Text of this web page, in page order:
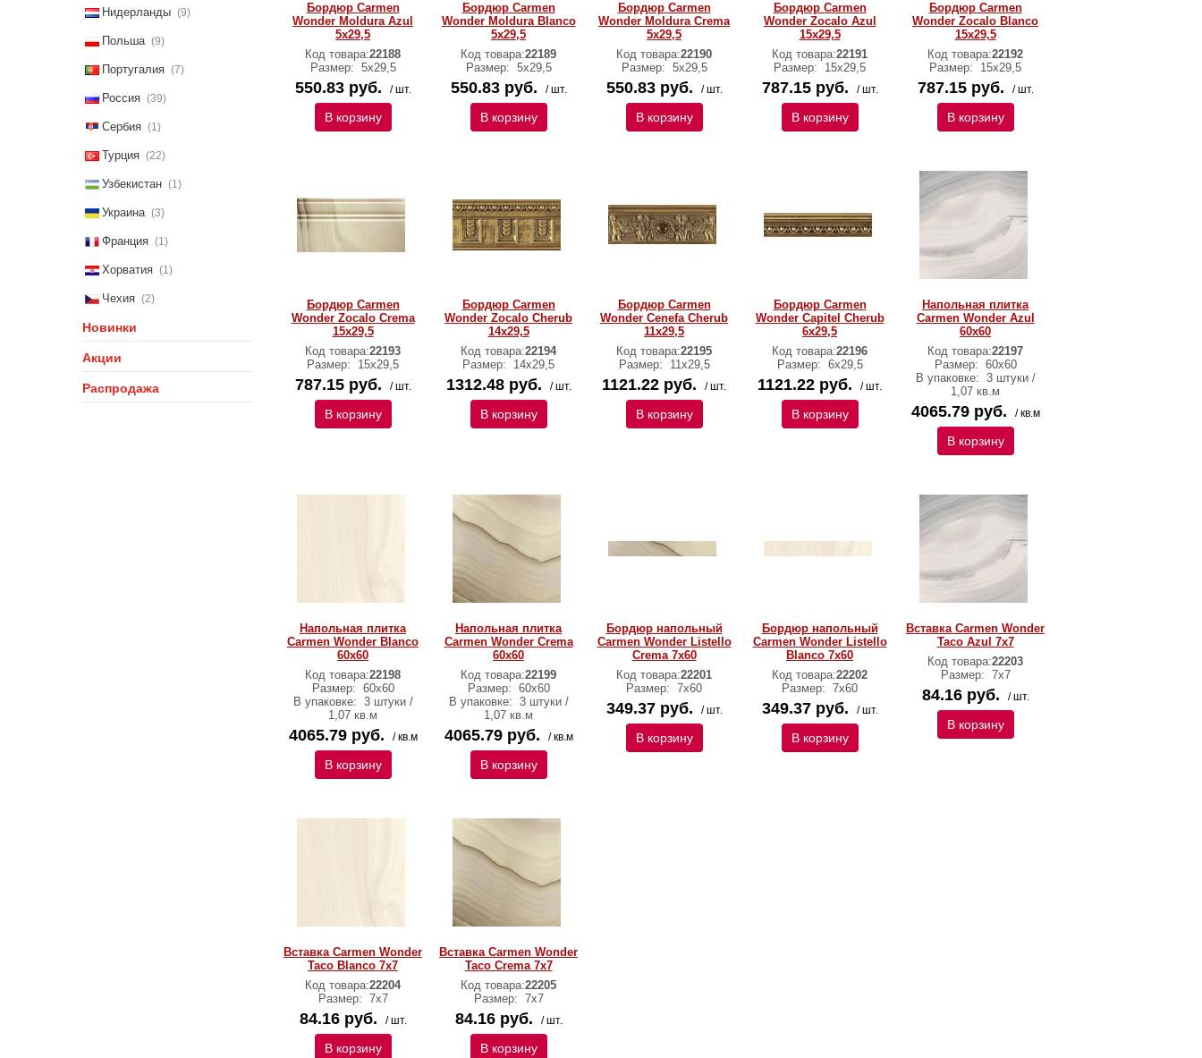
Нидерланды (9)
Польша (9)
Португалия (7)
Россия (39)
Сербия (1)
Турция (22)
Узбекистан (1)
Украина (3)
Франция (1)
Хорватия (1)
Чехия (2)
Новинки
Акции
Распродажа
Бордюр Carmen
Wonder Moldura Azul
5х29,5
Код товара:22188
Размер: 5х29,5
550.83 руб. / шт.
В корзину
Бордюр Carmen
Wonder Moldura Blanco
5х29,5
Код товара:22189
Размер: 5х29,5
550.83 руб. / шт.
В корзину
Бордюр Carmen
Wonder Moldura Crema
5х29,5
Код товара:22190
Размер: 5х29,5
550.83 руб. / шт.
В корзину
Бордюр Carmen
Wonder Zocalo Azul
15х29,5
Код товара:22191
Размер:
15х29,5
787.15 руб. / шт.
В корзину
Бордюр Carmen
Wonder Zocalo Blanco
15х29,5
Код товара:22192
Размер:
15х29,5
787.15 руб. / шт.
В корзину
Бордюр Carmen
Wonder Zocalo Crema
15х29,5
Код товара:22193
Размер:
15х29,5
787.15 руб. / шт.
В корзину
Бордюр Carmen
Wonder Zocalo Cherub
14х29,5
Код товара:22194
Размер:
14х29,5
1312.48 руб. / шт.
В корзину
Бордюр Carmen
Wonder Cenefa Cherub
11х29,5
Код товара:22195
Размер:
11х29,5
1121.22 руб. / шт.
В корзину
Бордюр Carmen
Wonder Capitel Cherub
6х29,5
Код товара:22196
Размер: 6х29,5
1121.22 руб. / шт.
В корзину
Напольная плитка
Carmen Wonder Azul
60х60
Код товара:22197
Размер: 60х60
В упаковке: 3 штуки /
1,07 кв.м
4065.79 руб. / кв.м
В корзину
Напольная плитка
Carmen Wonder Blanco
60х60
Код товара:22198
Размер: 60х60
В упаковке: 3 штуки /
1,07 кв.м
4065.79 руб. / кв.м
В корзину
Напольная плитка
Carmen Wonder Crema
60х60
Код товара:22199
Размер: 60х60
В упаковке: 3 штуки /
1,07 кв.м
4065.79 руб. / кв.м
В корзину
Бордюр напольный
Carmen Wonder Listello
Crema 7х60
Код товара:22201
Размер: 7х60
349.37 руб. / шт.
В корзину
Бордюр напольный
Carmen Wonder Listello
Blanco 7х60
Код товара:22202
Размер: 7х60
349.37 руб. / шт.
В корзину
Вставка Carmen Wonder
Taco Azul 7х7
Код товара:22203
Размер: 7х7
84.16 руб. / шт.
В корзину
Вставка Carmen Wonder
Taco Blanco 7х7
Код товара:22204
Размер: 7х7
84.16 руб. / шт.
В корзину
Вставка Carmen Wonder
Taco Crema 7х7
Код товара:22205
Размер: 7х7
84.16 руб. / шт.
В корзину